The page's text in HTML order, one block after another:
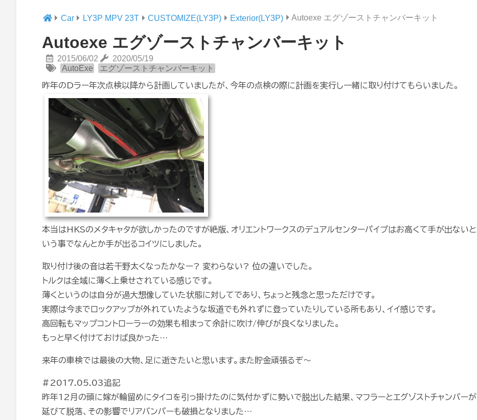
Car LY3P MPV 23T CUSTOMIZE(LY3P) Exterior(LY3P) Autoexe エグゾーストチャンバーキット
Autoexe エグゾーストチャンバーキット
2015/06/02
2020/05/19
AutoExe
エグゾーストチャンバーキット
昨年のDラー年次点検以降から計画していましたが、今年の点検の際に計画を実行し一緒に取り付けてもらいました。
本当はHKSのメタキャタが欲しかったのですが絶版、オリエントワークスのデュアルセンターパイプはお高くて手が出ないと
いう事でなんとか手が出るコイツにしました。
取り付け後の音は若干野太くなったかなー? 変わらない? 位の違いでした。
トルクは全域に薄く上乗せされている感じです。
薄くというのは自分が過大想像していた状態に対してであり、ちょっと残念と思っただけです。
実際は今までロックアップが外れていたような坂道でも外れずに登っていたりしている所もあり、イイ感じです。
高回転もマップコントローラーの効果も相まって余計に吹け/伸びが良くなりました。
もっと早く付けておけば良かった…
来年の車検では最後の大物、足に逝きたいと思います。また貯金頑張るぞ〜
#2017.05.03追記
昨年12月の頭に嫁が輪留めにタイコを引っ掛けたのに気付かずに勢いで脱出した結果、マフラーとエグゾストチャンバーが
延びて脱落、その影響でリアバンパーも破損となりました…